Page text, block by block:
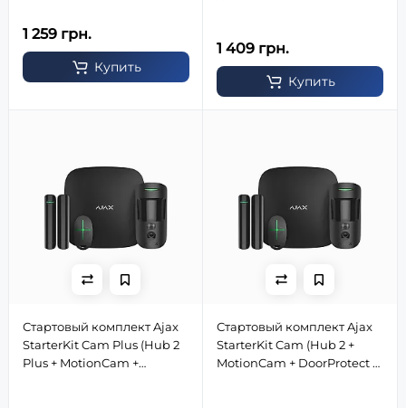
1 259 грн.
Купить
1 409 грн.
Купить
Стартовый комплект Ajax
StarterKit Cam Plus (Hub 2
Plus + MotionCam +
Стартовый комплект Ajax
StarterKit Cam (Hub 2 +
MotionCam + DoorProtect +